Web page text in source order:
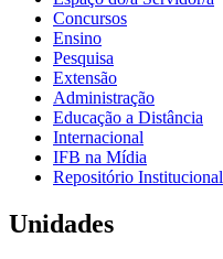
Concursos
Ensino
Pesquisa
Extensão
Administração
Educação a Distância
Internacional
IFB na Mídia
Repositório Institucional
Unidades